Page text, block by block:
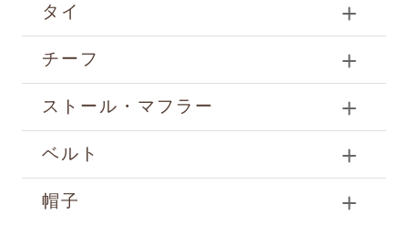
タイ
チーフ
ストール・マフラー
ベルト
帽子